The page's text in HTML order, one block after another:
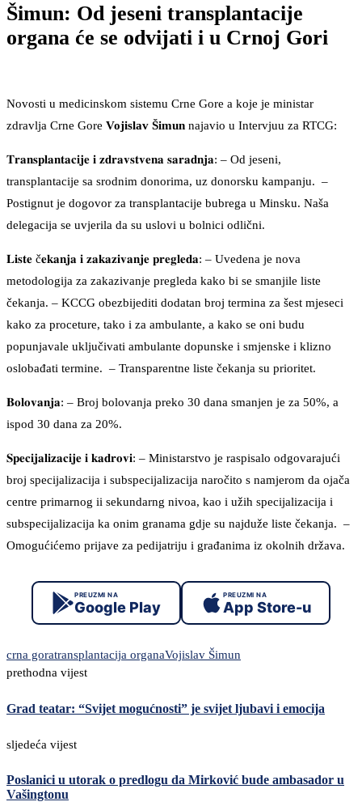
Šimun: Od jeseni transplantacije
organa će se odvijati i u Crnoj Gori
Novosti u medicinskom sistemu Crne Gore a koje je ministar
zdravlja Crne Gore Vojislav Šimun najavio u Intervjuu za RTCG:
𝐓𝐫𝐚𝐧𝐬𝐩𝐥𝐚𝐧𝐭𝐚𝐜𝐢𝐣𝐞 𝐢 𝐳𝐝𝐫𝐚𝐯𝐬𝐭𝐯𝐞𝐧𝐚 𝐬𝐚𝐫𝐚𝐝𝐧𝐣𝐚:⁣⁣ – Od jeseni,
transplantacije sa srodnim donorima, uz donorsku kampanju. ⁣⁣ –
Postignut je dogovor za transplantacije bubrega u Minsku. Naša
delegacija se uvjerila da su uslovi u bolnici odlični.⁣⁣ ⁣⁣
𝐋𝐢𝐬𝐭𝐞 č𝐞𝐤𝐚𝐧𝐣𝐚 𝐢 𝐳𝐚𝐤𝐚𝐳𝐢𝐯𝐚𝐧𝐣𝐞 𝐩𝐫𝐞𝐠𝐥𝐞𝐝𝐚:⁣⁣ – Uvedena je nova
metodologija za zakazivanje pregleda kako bi se smanjile liste
čekanja.⁣⁣ – KCCG obezbijediti dodatan broj termina za šest mjeseci
kako za proceture, tako i za ambulante, a kako se oni budu
popunjavale uključivati ambulante dopunske i smjenske i klizno
oslobađati termine. ⁣⁣ – Transparentne liste čekanja su prioritet.⁣⁣ ⁣⁣
𝐁𝐨𝐥𝐨𝐯𝐚𝐧𝐣𝐚:⁣⁣ – Broj bolovanja preko 30 dana smanjen je za 50%, a
ispod 30 dana za 20%.⁣⁣ ⁣⁣
𝐒𝐩𝐞𝐜𝐢𝐣𝐚𝐥𝐢𝐳𝐚𝐜𝐢𝐣𝐞 𝐢 𝐤𝐚𝐝𝐫𝐨𝐯𝐢:⁣⁣ – Ministarstvo je raspisalo odgovarajući
broj specijalizacija i subspecijalizacija naročito s namjerom da ojača
centre primarnog ii sekundarng nivoa, kao i užih specijalizacija i
subspecijalizacija ka onim granama gdje su najduže liste čekanja. ⁣⁣ –
Omogućićemo prijave za pedijatriju i građanima iz okolnih država.
PREUZMI NA
Google Play
PREUZMI NA
App Store-u
crna goratransplantacija organaVojislav Šimun
prethodna vijest
Grad teatar: “Svijet mogućnosti” je svijet ljubavi i emocija
sljedeća vijest
Poslanici u utorak o predlogu da Mirković bude ambasador u
Vašingtonu